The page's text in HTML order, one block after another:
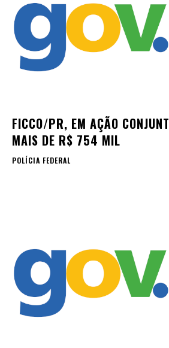
FICCO/PR, EM AÇÃO
MAIS DE R$ 754 MIL
POLÍCIA FEDERAL